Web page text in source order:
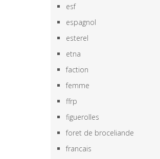
esf
espagnol
esterel
etna
faction
femme
ffrp
figuerolles
foret de broceliande
francais